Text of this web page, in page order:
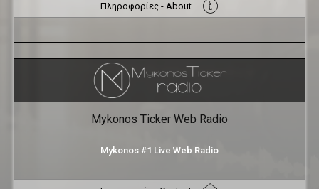
Πληροφορίες - About
Mykonos Ticker Web Radio
Mykonos #1 Live Web Radio